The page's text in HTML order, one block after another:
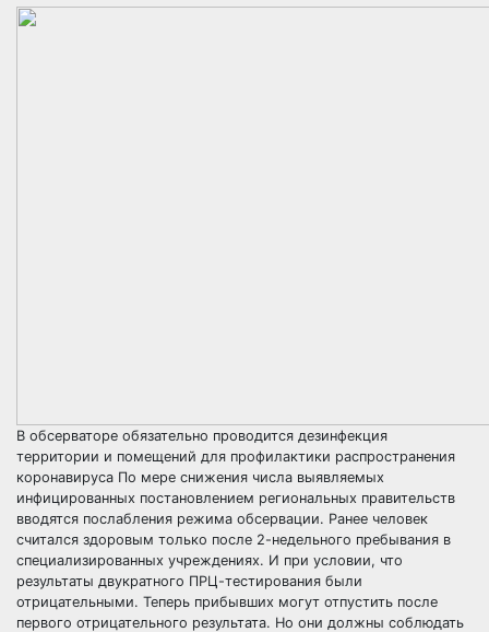
В обсерваторе обязательно проводится дезинфекция
территории и помещений для профилактики распространения
коронавируса По мере снижения числа выявляемых
инфицированных постановлением региональных правительств
вводятся послабления режима обсервации. Ранее человек
считался здоровым только после 2-недельного пребывания в
специализированных учреждениях. И при условии, что
результаты двукратного ПРЦ-тестирования были
отрицательными. Теперь прибывших могут отпустить после
первого отрицательного результата. Но они должны соблюдать